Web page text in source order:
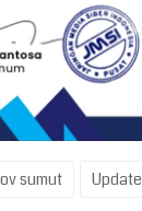
sumut Update